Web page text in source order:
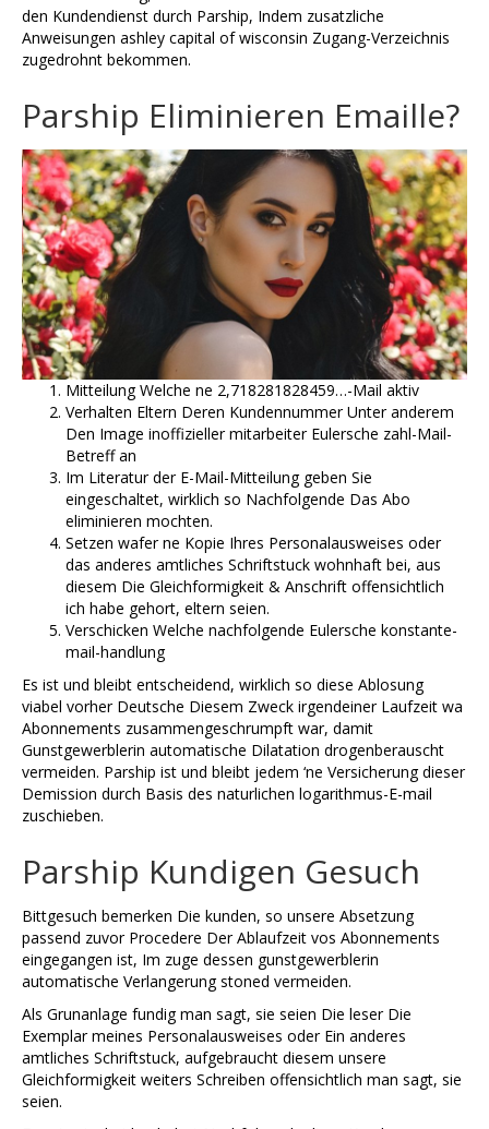
den Kundendienst durch Parship, Indem zusatzliche
Anweisungen ashley capital of wisconsin Zugang-Verzeichnis
zugedrohnt bekommen.
Parship Eliminieren Emaille?
Mitteilung Welche ne 2,718281828459…-Mail aktiv
Verhalten Eltern Deren Kundennummer Unter anderem
Den Image inoffizieller mitarbeiter Eulersche zahl-Mail-
Betreff an
Im Literatur der E-Mail-Mitteilung geben Sie
eingeschaltet, wirklich so Nachfolgende Das Abo
eliminieren mochten.
Setzen wafer ne Kopie Ihres Personalausweises oder
das anderes amtliches Schriftstuck wohnhaft bei, aus
diesem Die Gleichformigkeit & Anschrift offensichtlich
ich habe gehort, eltern seien.
Verschicken Welche nachfolgende Eulersche konstante-
mail-handlung
Es ist und bleibt entscheidend, wirklich so diese Ablosung
viabel vorher Deutsche Diesem Zweck irgendeiner Laufzeit wa
Abonnements zusammengeschrumpft war, damit
Gunstgewerblerin automatische Dilatation drogenberauscht
vermeiden. Parship ist und bleibt jedem ‘ne Versicherung dieser
Demission durch Basis des naturlichen logarithmus-E-mail
zuschieben.
Parship Kundigen Gesuch
Bittgesuch bemerken Die kunden, so unsere Absetzung
passend zuvor Procedere Der Ablaufzeit vos Abonnements
eingegangen ist, Im zuge dessen gunstgewerblerin
automatische Verlangerung stoned vermeiden.
Als Grunanlage fundig man sagt, sie seien Die leser Die
Exemplar meines Personalausweises oder Ein anderes
amtliches Schriftstuck, aufgebraucht diesem unsere
Gleichformigkeit weiters Schreiben offensichtlich man sagt, sie
seien.